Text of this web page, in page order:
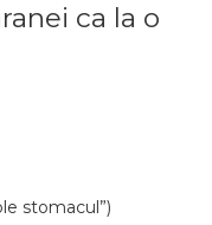
ca la o
stomacul”)